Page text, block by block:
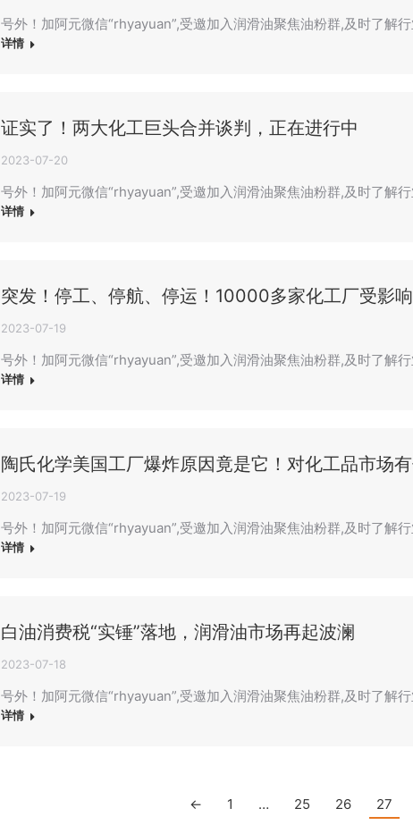
号外！加阿元微信“rhyayuan”,受邀加入润滑油聚焦油粉群,及时了解
详情
证实了！两大化工巨头合并谈判，正在进行中
2023-07-20
号外！加阿元微信“rhyayuan”,受邀加入润滑油聚焦油粉群,及时了解
详情
突发！停工、停航、停运！10000多家化工厂受影响
2023-07-19
号外！加阿元微信“rhyayuan”,受邀加入润滑油聚焦油粉群,及时了解
详情
陶氏化学美国工厂爆炸原因竟是它！对化工品市场
2023-07-19
号外！加阿元微信“rhyayuan”,受邀加入润滑油聚焦油粉群,及时了解
详情
白油消费税“实锤”落地，润滑油市场再起波澜
2023-07-18
号外！加阿元微信“rhyayuan”,受邀加入润滑油聚焦油粉群,及时了解
详情
← 1 … 25 26 27